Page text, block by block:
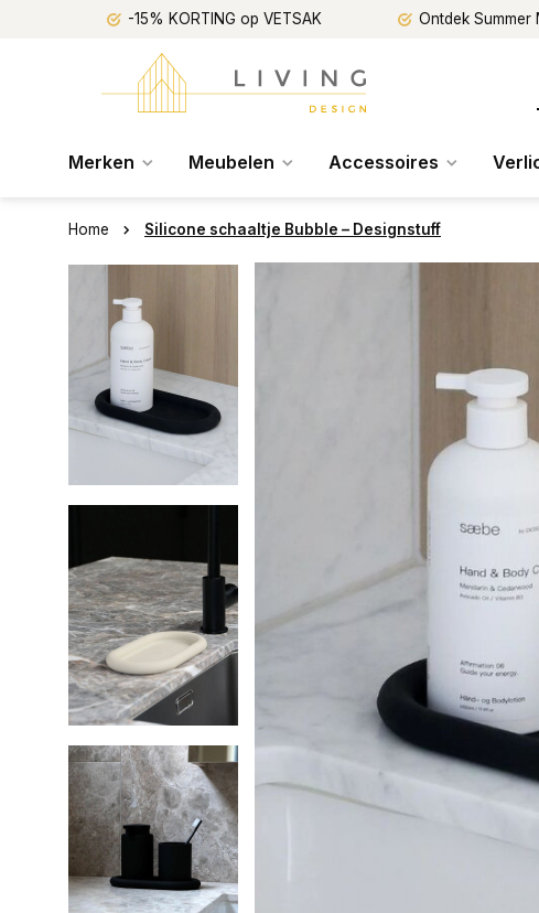
-15% KORTING op VETSAK Ontdek Summer
Merken Meubelen Accessoires
Home Silicone schaaltje Bubble – Designstuff